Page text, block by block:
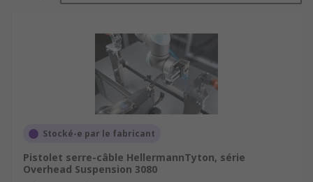
Chaque pistolet serre-câble assure une tension
résultat propre et sécurisé.
Des outils de serrage robustes et
ergonomiques
Les pistolets de serrage RS sont disponibles en
besoins :
Stocké-e par le fabricant
Pistolet serre-câble HellermannTyton, série
Overhead Suspension 3080